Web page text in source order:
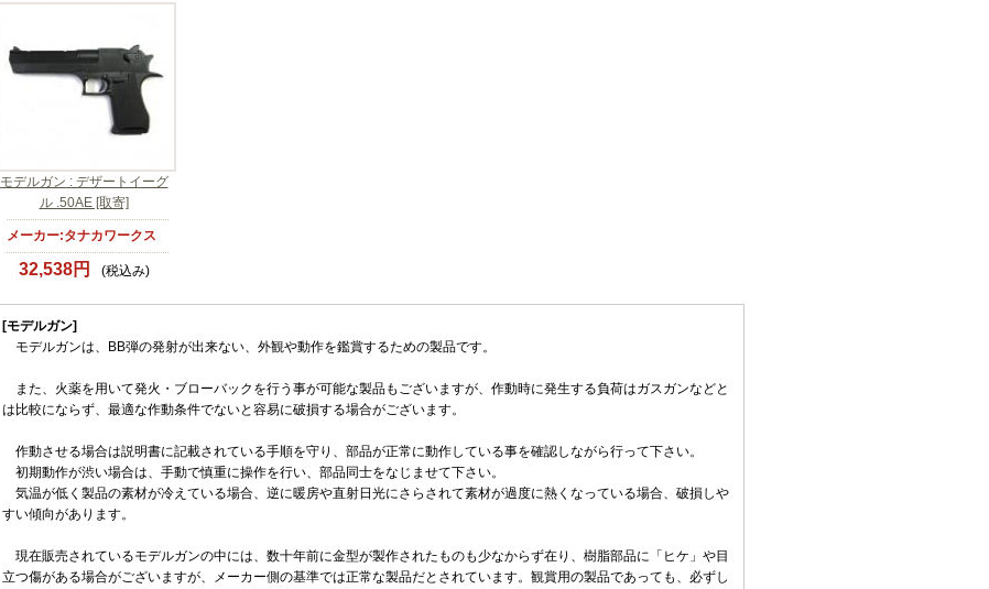
モデルガン : デザートイーグ
ル .50AE [取寄]
メーカー:タナカワークス
32,538円 (税込み)
[モデルガン]
モデルガンは、BB弾の発射が出来ない、外観や動作を鑑賞するための製品です。
また、火薬を用いて発火・ブローバックを行う事が可能な製品もございますが、作動時に発生する負荷はガスガンなどと
は比較にならず、最適な作動条件でないと容易に破損する場合がございます。
作動させる場合は説明書に記載されている手順を守り、部品が正常に動作している事を確認しながら行って下さい。
初期動作が渋い場合は、手動で慎重に操作を行い、部品同士をなじませて下さい。
気温が低く製品の素材が冷えている場合、逆に暖房や直射日光にさらされて素材が過度に熱くなっている場合、破損しや
すい傾向があります。
現在販売されているモデルガンの中には、数十年前に金型が製作されたものも少なからず在り、樹脂部品に「ヒケ」や目
立つ傷がある場合がございますが、メーカー側の基準では正常な製品だとされています。観賞用の製品であっても、必ずし